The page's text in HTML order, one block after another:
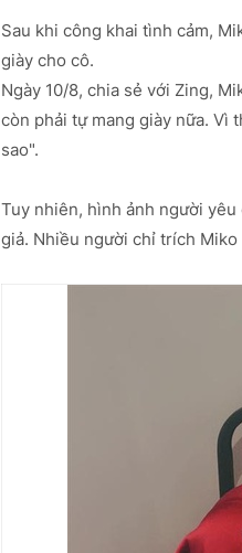
Sau khi công khai tình cảm,
giày cho cô.
Ngày 10/8, chia sẻ với Zing,
còn phải tự mang giày nữa. Vì
sao".
Tuy nhiên, hình ảnh người
giả. Nhiều người chỉ trích